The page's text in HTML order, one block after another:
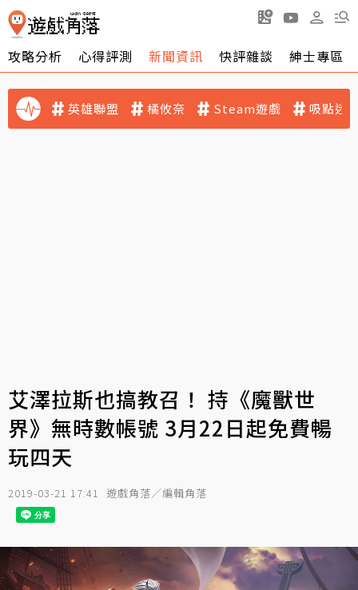
攻略分析 心得評測 新聞資訊 快評雜談 紳士專區
英雄聯盟 橘攸奈 Steam遊戲 吸點迷
艾澤拉斯也搞教召！ 持《魔獸世
界》無時數帳號 3月22日起免費暢
玩四天
2019-03-21 17:41 遊戲角落／編輯角落